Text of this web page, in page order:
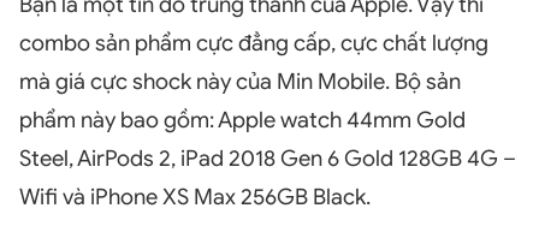
combo sản phẩm cực đẳng cấp, cực chất lượng
mà giá cực shock này của Min Mobile. Bộ sản
phẩm này bao gồm: Apple watch 44mm Gold
Steel, AirPods 2, iPad 2018 Gen 6 Gold 128GB 4G –
Wifi và iPhone XS Max 256GB Black.